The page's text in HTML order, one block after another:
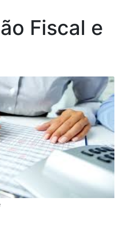
Fiscal e